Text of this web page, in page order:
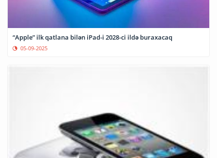
“Apple” ilk qatlana bilən iPad-i 2028-ci ildə buraxacaq
05-09-2025